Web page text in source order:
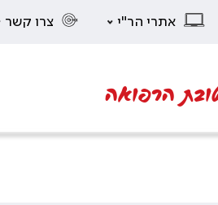
אתרי הר"י צרו קשר
הרפואה